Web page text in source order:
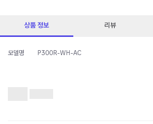
상품 정보 리뷰
모델명 P300R-WH-AC